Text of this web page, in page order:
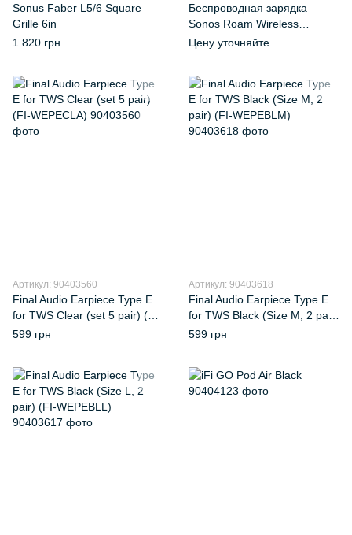
Sonus Faber L5/6 Square
Grille 6in
1 820 грн
Беспроводная зарядка
Sonos Roam Wireless
Charger White
Цену уточняйте
Артикул: 90403560
Final Audio Earpiece Type E
for TWS Clear (set 5 pair) (FI-
WEPECLA)
599 грн
Артикул: 90403618
Final Audio Earpiece Type E
for TWS Black (Size M, 2 pair)
(FI-WEPEBLM)
599 грн